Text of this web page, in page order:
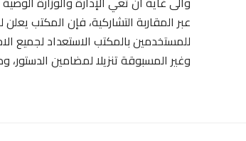
عبر المقاربة التشاركية، فإن المكتب
للمستخدمين بالمكتب الاستعداد لجميع
وغير المسبوقة تنزيلا لمضامين